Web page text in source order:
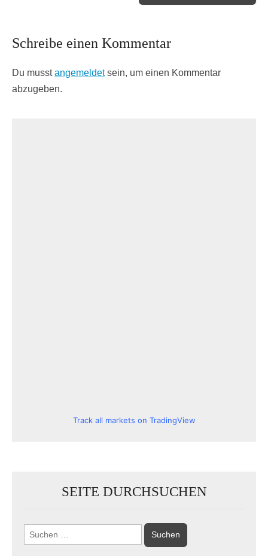
Schreibe einen Kommentar
Du musstangemeldetsein, um einen Kommentar
abzugeben.
Track all markets on TradingView
SEITE DURCHSUCHEN
Suchen
nach: